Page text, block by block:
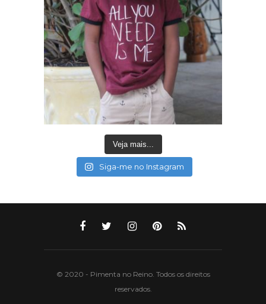
Veja mais...
Siga-me no Instagram
© 2020 - Pimenta no Reino. Todos os direitos
reservados.